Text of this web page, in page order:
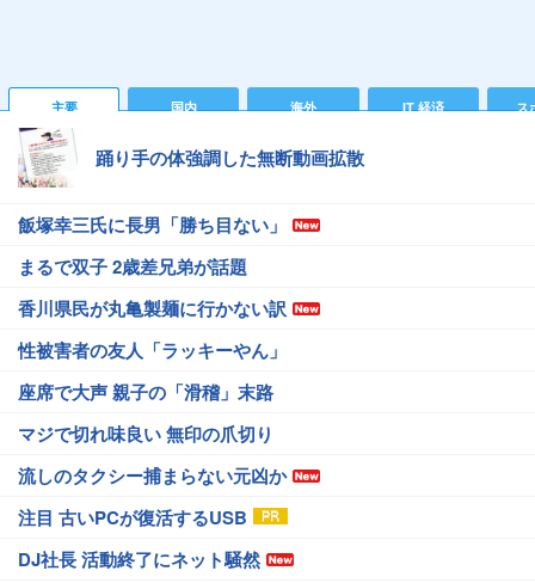
主要 国内 海外 IT 経済 ス
踊り手の体強調した無断動画拡散
飯塚幸三氏に長男「勝ち目ない」
まるで双子 2歳差兄弟が話題
香川県民が丸亀製麺に行かない訳
性被害者の友人「ラッキーやん」
座席で大声 親子の「滑稽」末路
マジで切れ味良い 無印の爪切り
流しのタクシー捕まらない元凶か
注目 古いPCが復活するUSB
DJ社長 活動終了にネット騒然